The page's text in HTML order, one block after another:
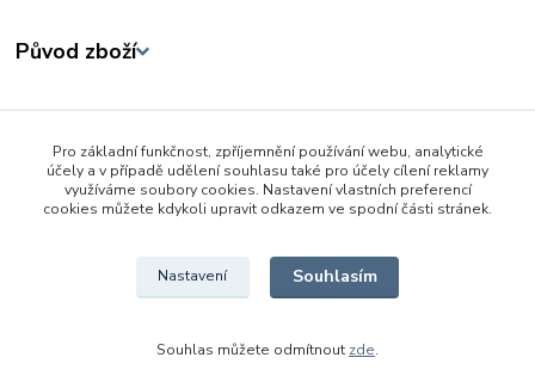
Původ zboží
Zboží zařazeno v kategoriích
Škola a kancelář
Školní a výtvarné potřeby
Pro základní funkčnost, zpříjemnění používání webu, analytické
účely a v případě udělení souhlasu také pro účely cílení reklamy
využíváme soubory cookies. Nastavení vlastních preferencí
cookies můžete kdykoli upravit odkazem ve spodní části stránek.
Nastavení Souhlasím
Souhlas můžete odmítnout zde.